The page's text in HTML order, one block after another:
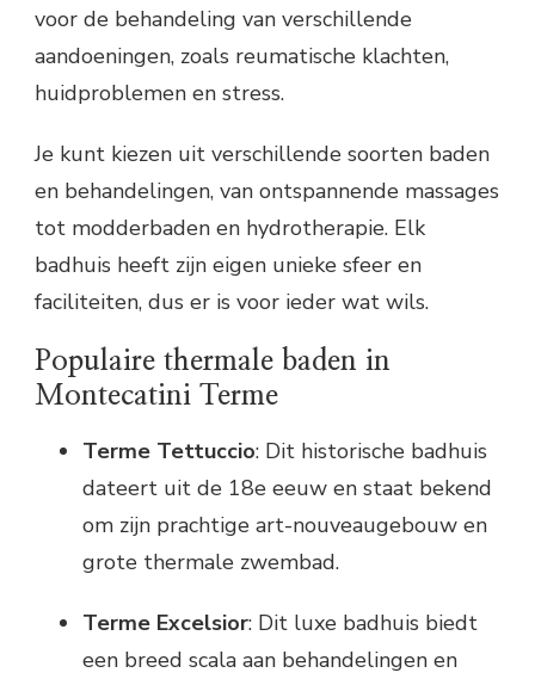
voor de behandeling van verschillende
aandoeningen, zoals reumatische klachten,
huidproblemen en stress.
Je kunt kiezen uit verschillende soorten baden
en behandelingen, van ontspannende massages
tot modderbaden en hydrotherapie. Elk
badhuis heeft zijn eigen unieke sfeer en
faciliteiten, dus er is voor ieder wat wils.
Populaire thermale baden in
Montecatini Terme
Terme Tettuccio: Dit historische badhuis
dateert uit de 18e eeuw en staat bekend
om zijn prachtige art-nouveaugebouw en
grote thermale zwembad.
Terme Excelsior: Dit luxe badhuis biedt
een breed scala aan behandelingen en